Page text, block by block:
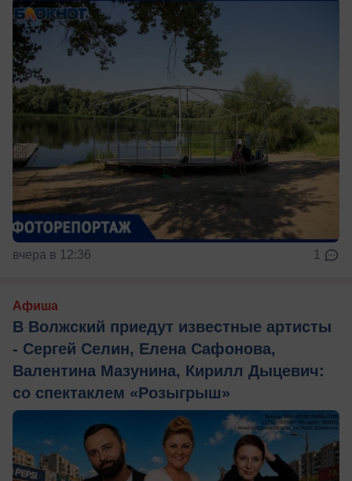
вчера в 12:36 1
Афиша
В Волжский приедут известные артисты
- Сергей Селин, Елена Сафонова,
Валентина Мазунина, Кирилл Дыцевич:
со спектаклем «Розыгрыш»